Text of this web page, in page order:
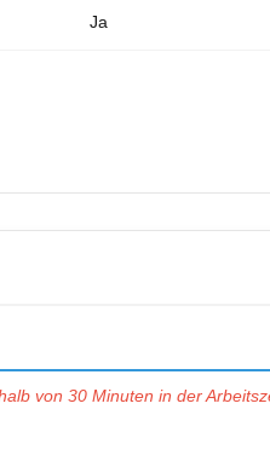
Ja
von 30 Minuten in der